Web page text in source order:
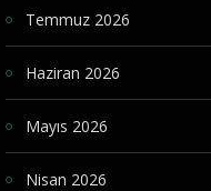
Temmuz 2026
Haziran 2026
Mayıs 2026
Nisan 2026